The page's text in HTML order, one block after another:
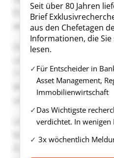
Seit über 80 Jahren
Brief
aus den Chefetagen
Informationen, die
lesen.
Für Entscheider in
Asset Management,
Immobilienwirtschaft
Das Wichtigste
verdichtet. In
3x wöchentlich